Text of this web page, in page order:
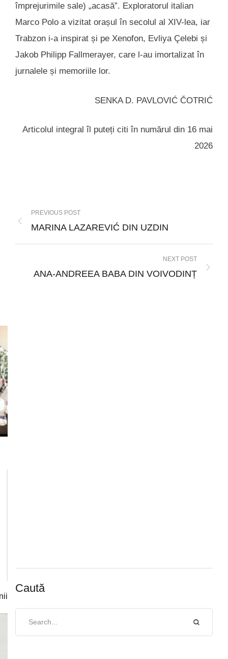
împrejurimile sale) „acasă”. Exploratorul italian
Marco Polo a vizitat orașul în secolul al XIV-lea, iar
Trabzon i-a inspirat și pe Xenofon, Evliya Çelebi și
Jakob Philipp Fallmerayer, care l-au imortalizat în
jurnalele și memoriile lor.
SENKA D. PAVLOVIĆ ČOTRIĆ
Articolul integral îl puteți citi în numărul din 16 mai
2026
PREVIOUS POST
MARINA LAZAREVIĆ DIN UZDIN
NEXT POST
ANA-ANDREEA BABA DIN VOIVODINȚ
Caută